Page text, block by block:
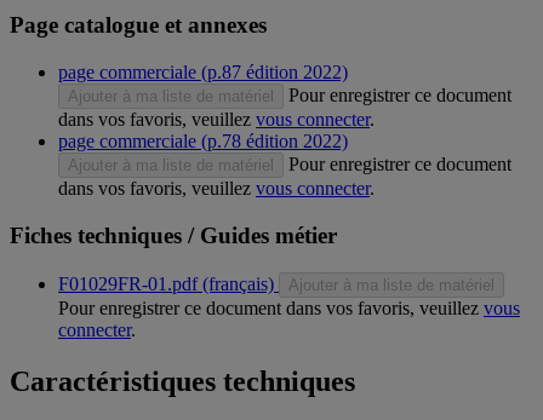
Page catalogue et annexes
page commerciale (p.87 édition 2022)
Ajouter à ma liste de matériel
Pour enregistrer ce document
dans vos favoris, veuillez vous connecter.
page commerciale (p.78 édition 2022)
Ajouter à ma liste de matériel
Pour enregistrer ce document
dans vos favoris, veuillez vous connecter.
Fiches techniques / Guides métier
F01029FR-01.pdf (français) Ajouter à ma liste de matériel
Pour enregistrer ce document dans vos favoris, veuillez vous
connecter.
Caractéristiques techniques